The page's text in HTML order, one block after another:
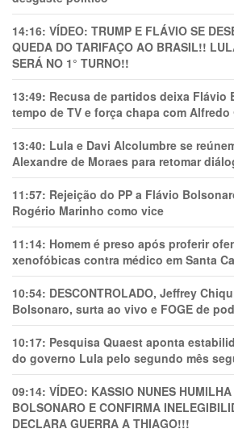
14:16: VÍDEO: TRUMP E FLÁVIO SE
QUEDA DO TARIFAÇO AO BRASIL!!
SERÁ NO 1° TURNO!!
13:49: Recusa de partidos deixa Flávio
tempo de TV e força chapa com Alfredo
13:40: Lula e Davi Alcolumbre se
Alexandre de Moraes para retomar
11:57: Rejeição do PP a Flávio
Rogério Marinho como vice
11:14: Homem é preso após proferir
xenofóbicas contra médico em Santa
10:54: DESCONTROLADO, Jeffrey
Bolsonaro, surta ao vivo e FOGE de
10:17: Pesquisa Quaest aponta
do governo Lula pelo segundo mês
09:14: VÍDEO: KASSIO NUNES
BOLSONARO E CONFIRMA
DECLARA GUERRA A THIAGO!!!